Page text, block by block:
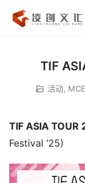
TIF
活动,
TIF ASIA
Festival ’25)